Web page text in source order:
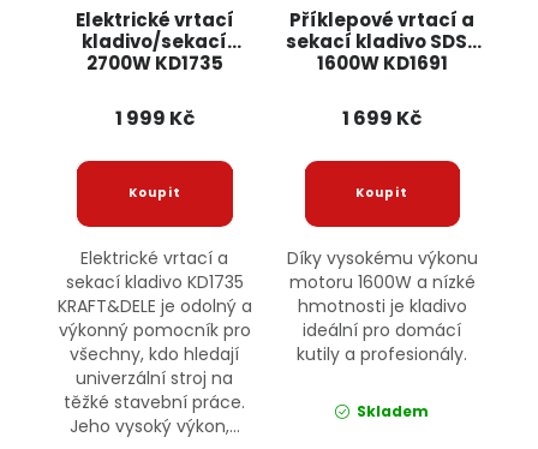
Elektrické vrtací
kladivo/sekací
2700W KD1735
1 999 Kč
Elektrické vrtací a
sekací kladivo KD1735
KRAFT&DELE je odolný a
výkonný pomocník pro
všechny, kdo hledají
univerzální stroj na
těžké stavební práce.
Jeho vysoký výkon,...
Příklepové vrtací a
sekací kladivo SDS+
1600W KD1691
1 699 Kč
Díky vysokému výkonu
motoru 1600W a nízké
hmotnosti je kladivo
ideální pro domácí
kutily a profesionály.
Skladem